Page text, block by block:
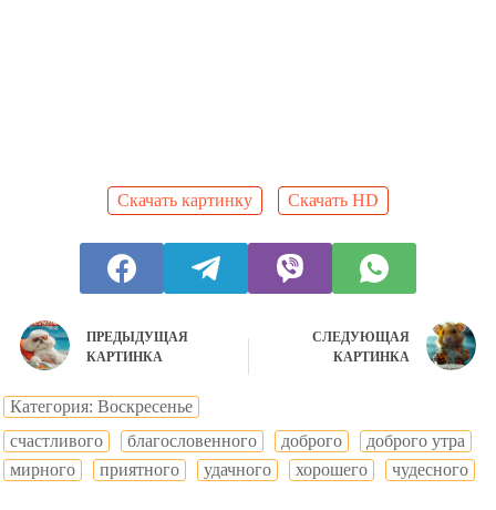
Скачать картинку Скачать HD
ПРЕДЫДУЩАЯ
КАРТИНКА
СЛЕДУЮЩАЯ
КАРТИНКА
Категория: Воскресенье
cчастливого
благословенного доброго
доброго утра
мирного
приятного удачного хорошего чудесного